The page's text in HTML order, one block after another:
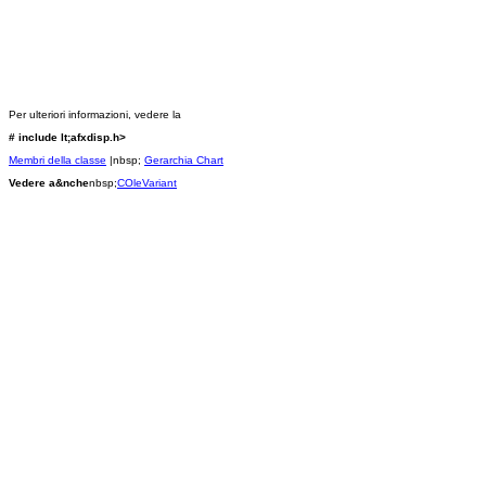
Per ulteriori informazioni, vedere la
# include lt;afxdisp.h>
Membri della classe |nbsp; Gerarchia Chart
Vedere a&nchenbsp;COleVariant